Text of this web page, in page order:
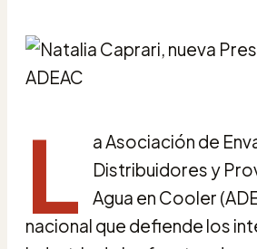
L
a Asociación de
Distribuidores y
Agua en Cooler
nacional que defiende los